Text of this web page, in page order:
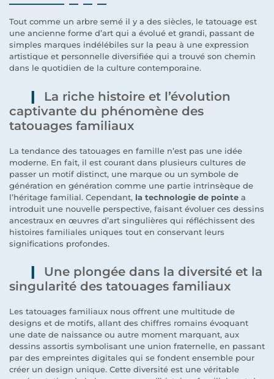
Tout comme un arbre semé il y a des siècles, le tatouage est
une ancienne forme d’art qui a évolué et grandi, passant de
simples marques indélébiles sur la peau à une expression
artistique et personnelle diversifiée qui a trouvé son chemin
dans le quotidien de la culture contemporaine.
La riche histoire et l’évolution
captivante du phénomène des
tatouages familiaux
La tendance des tatouages en famille n’est pas une idée
moderne. En fait, il est courant dans plusieurs cultures de
passer un motif distinct, une marque ou un symbole de
génération en génération comme une partie intrinsèque de
l’héritage familial. Cependant, la technologie de pointe a
introduit une nouvelle perspective, faisant évoluer ces dessins
ancestraux en œuvres d’art singulières qui réfléchissent des
histoires familiales uniques tout en conservant leurs
significations profondes.
Une plongée dans la diversité et la
singularité des tatouages familiaux
Les tatouages familiaux nous offrent une multitude de
designs et de motifs, allant des chiffres romains évoquant
une date de naissance ou autre moment marquant, aux
dessins assortis symbolisant une union fraternelle, en passant
par des empreintes digitales qui se fondent ensemble pour
créer un design unique. Cette diversité est une véritable